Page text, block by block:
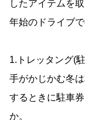
したアイテムを
年始のドライブ
1.トレッタング(
手がかじかむ冬
するときに駐車
か。